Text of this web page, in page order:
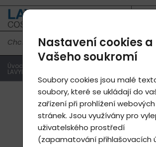
Úvodní strana
LAVYL - úraz, nemoc, prevence
Nastavení cookies a
Vašeho soukromí
Soubory cookies jsou malé
soubory, které se ukládají do
zařízení při prohlížení webových
stránek. Jsou využívány pro
uživatelského prostředí
(zapamatování přihlašovacích